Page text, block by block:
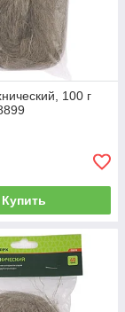
100 г
Купить